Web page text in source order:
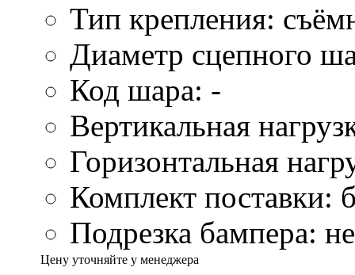
Тип крепления:
Диаметр сцепного
Код шара: -
Вертикальная
Горизонтальная
Комплект поставки:
Подрезка бампера:
Цену уточняйте у менеджера